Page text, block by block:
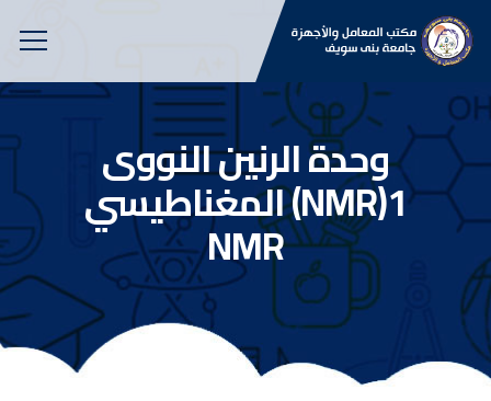
وحدة الرنين النووى
المغناطيسي (NMR)1
NMR